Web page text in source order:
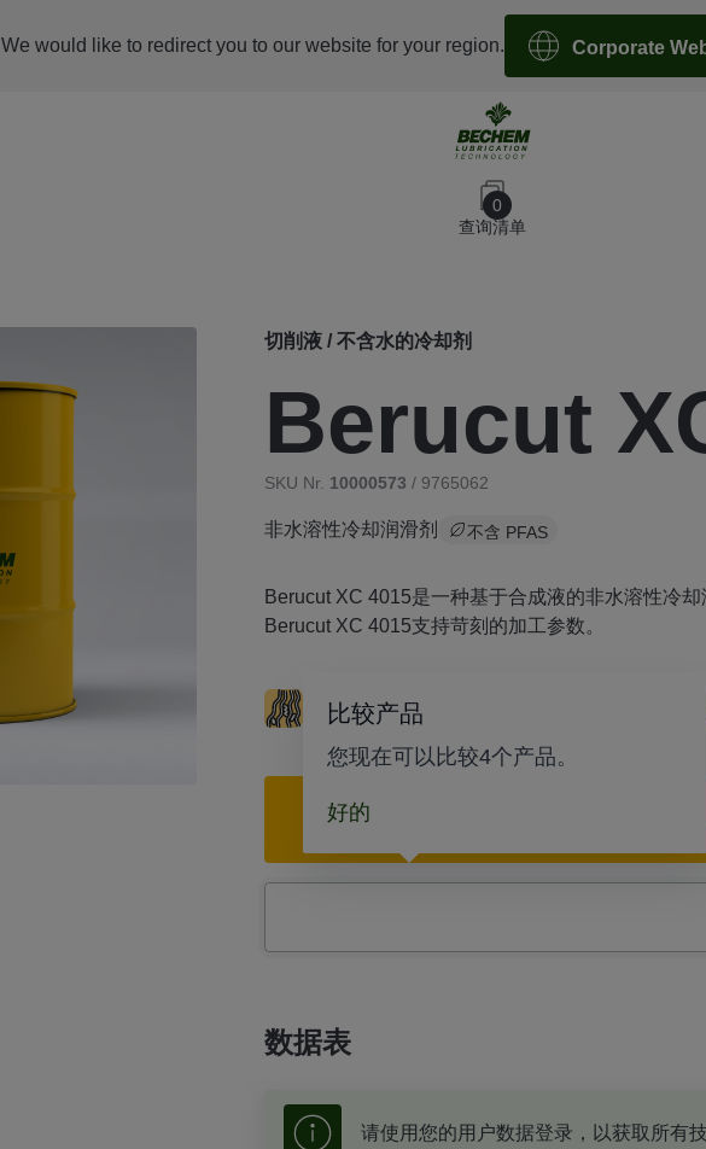
0
查询清单
We would like to redirect you to our website for your region. Corporate
切削液 / 不含水的冷却剂
Berucut
SKU Nr. 10000573 / 9765062
非水溶性冷却润滑剂 不含 PFAS
Berucut XC 4015是一种基于合成液的非水溶性冷
Berucut XC 4015支持苛刻的加工参数。
良好的冲洗特性
比较产品
您现在可以比较4个产品。
好的
数据表
请使用您的用户数据登录，以获取所有